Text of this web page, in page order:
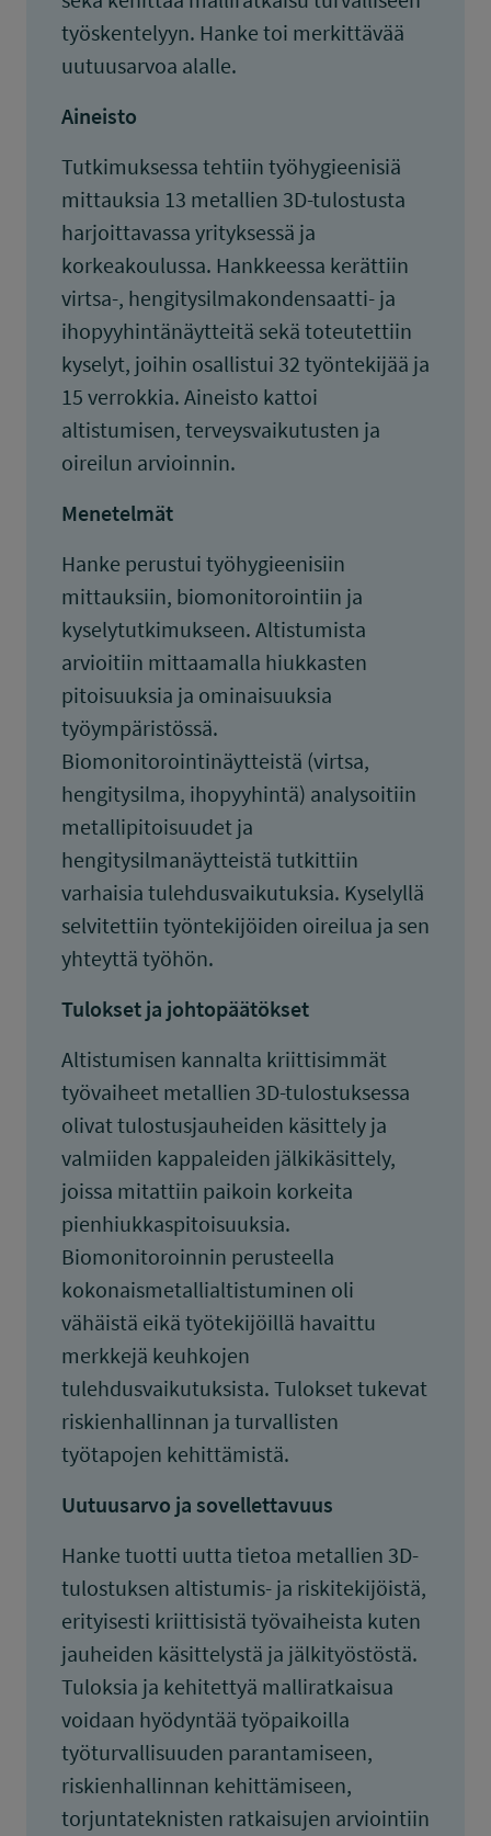
työskentelyyn. Hanke toi merkittävää
uutuusarvoa alalle.
Aineisto
Tutkimuksessa tehtiin työhygieenisiä
mittauksia 13 metallien 3D-tulostusta
harjoittavassa yrityksessä ja
korkeakoulussa. Hankkeessa kerättiin
virtsa-, hengitysilmakondensaatti- ja
ihopyyhintänäytteitä sekä toteutettiin
kyselyt, joihin osallistui 32 työntekijää ja
15 verrokkia. Aineisto kattoi
altistumisen, terveysvaikutusten ja
oireilun arvioinnin.
Menetelmät
Hanke perustui työhygieenisiin
mittauksiin, biomonitorointiin ja
kyselytutkimukseen. Altistumista
arvioitiin mittaamalla hiukkasten
pitoisuuksia ja ominaisuuksia
työympäristössä.
Biomonitorointinäytteistä (virtsa,
hengitysilma, ihopyyhintä) analysoitiin
metallipitoisuudet ja
hengitysilmanäytteistä tutkittiin
varhaisia tulehdusvaikutuksia. Kyselyllä
selvitettiin työntekijöiden oireilua ja sen
yhteyttä työhön.
Tulokset ja johtopäätökset
Altistumisen kannalta kriittisimmät
työvaiheet metallien 3D-tulostuksessa
olivat tulostusjauheiden käsittely ja
valmiiden kappaleiden jälkikäsittely,
joissa mitattiin paikoin korkeita
pienhiukkaspitoisuuksia.
Biomonitoroinnin perusteella
kokonaismetallialtistuminen oli
vähäistä eikä työtekijöillä havaittu
merkkejä keuhkojen
tulehdusvaikutuksista. Tulokset tukevat
riskienhallinnan ja turvallisten
työtapojen kehittämistä.
Uutuusarvo ja sovellettavuus
Hanke tuotti uutta tietoa metallien 3D-
tulostuksen altistumis- ja riskitekijöistä,
erityisesti kriittisistä työvaiheista kuten
jauheiden käsittelystä ja jälkityöstöstä.
Tuloksia ja kehitettyä malliratkaisua
voidaan hyödyntää työpaikoilla
työturvallisuuden parantamiseen,
riskienhallinnan kehittämiseen,
torjuntateknisten ratkaisujen arviointiin